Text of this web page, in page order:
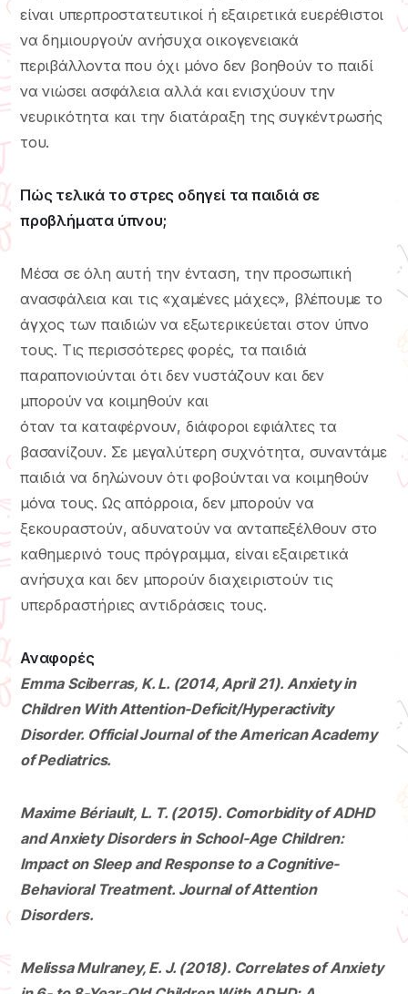
είναι υπερπροστατευτικοί ή εξαιρετικά ευερέθιστοι
να δημιουργούν ανήσυχα οικογενειακά
περιβάλλοντα που όχι μόνο δεν βοηθούν το παιδί
να νιώσει ασφάλεια αλλά και ενισχύουν την
νευρικότητα και την διατάραξη της συγκέντρωσής
του.
Πώς τελικά το στρες οδηγεί τα παιδιά σε
προβλήματα ύπνου;
Μέσα σε όλη αυτή την ένταση, την προσωπική
ανασφάλεια και τις «χαμένες μάχες», βλέπουμε το
άγχος των παιδιών να εξωτερικεύεται στον ύπνο
τους. Τις περισσότερες φορές, τα παιδιά
παραπονιούνται ότι δεν νυστάζουν και δεν
μπορούν να κοιμηθούν και
όταν τα καταφέρνουν, διάφοροι εφιάλτες τα
βασανίζουν. Σε μεγαλύτερη συχνότητα, συναντάμε
παιδιά να δηλώνουν ότι φοβούνται να κοιμηθούν
μόνα τους. Ως απόρροια, δεν μπορούν να
ξεκουραστούν, αδυνατούν να ανταπεξέλθουν στο
καθημερινό τους πρόγραμμα, είναι εξαιρετικά
ανήσυχα και δεν μπορούν διαχειριστούν τις
υπερδραστήριες αντιδράσεις τους.
Αναφορές
Emma Sciberras, K. L. (2014, April 21). Anxiety in
Children With Attention-Deficit/Hyperactivity
Disorder. Official Journal of the American Academy
of Pediatrics.
Maxime Bériault, L. T. (2015). Comorbidity of ADHD
and Anxiety Disorders in School-Age Children:
Impact on Sleep and Response to a Cognitive-
Behavioral Treatment. Journal of Attention
Disorders.
Melissa Mulraney, E. J. (2018). Correlates of Anxiety